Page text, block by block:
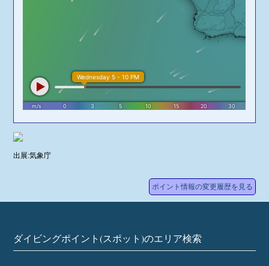
出展:気象庁
ポイント情報の変更履歴を見る
ダイビングポイント(スポット)のエリア検索